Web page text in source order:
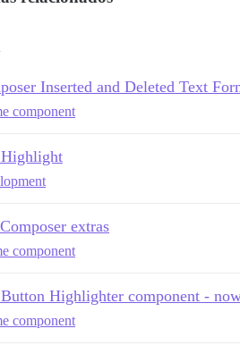
Inserted and Deleted Text
component
extras
component
Highlighter component -
component